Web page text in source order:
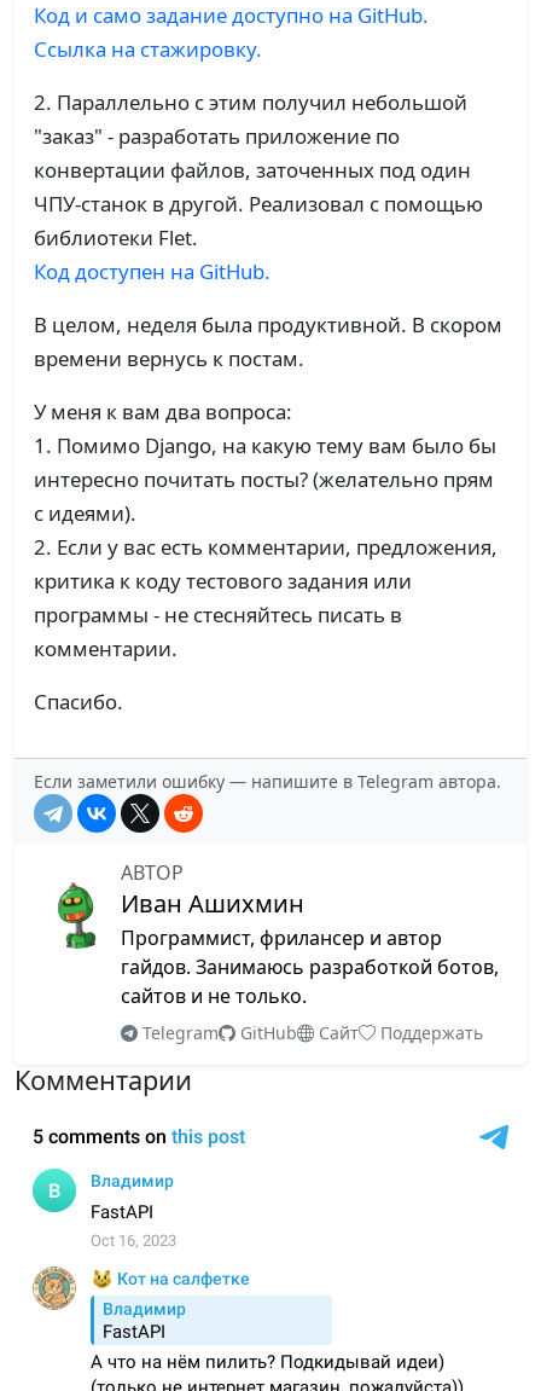
Код и само задание доступно на GitHub.
Ссылка на стажировку.
2. Параллельно с этим получил небольшой
"заказ" - разработать приложение по
конвертации файлов, заточенных под один
ЧПУ-станок в другой. Реализовал с помощью
библиотеки Flet.
Код доступен на GitHub.
В целом, неделя была продуктивной. В скором
времени вернусь к постам.
У меня к вам два вопроса:
1. Помимо Django, на какую тему вам было бы
интересно почитать посты? (желательно прям
с идеями).
2. Если у вас есть комментарии, предложения,
критика к коду тестового задания или
программы - не стесняйтесь писать в
комментарии.
Спасибо.
Если заметили ошибку — напишите в Telegram автора.
АВТОР
Иван Ашихмин
Программист, фрилансер и автор
гайдов. Занимаюсь разработкой ботов,
сайтов и не только.
Telegram GitHub Сайт Поддержать
Комментарии
Telegram Bot API 10.1: Революция
форматирования
12 Июнь 2026
Комментарии
Telegram Bot API 10.0: Взамодействие ботов и
бесплатные ассистенты
09 Май 2026
Комментарии
Telegram Bot API 9.5: Пользовательские теги и
форматирование времени
01 Март 2026
Комментарии
Telegram BOT API 9.4: цветные кнопки и
премиум эмодзи
09 Февраль 2026
07 Январь 2026
Комментарии
01 Январь 2026
Комментарии
ty: революция в тайп-чекинге
23 Декабрь 2025
Комментарии
Обновление библиотеки - AIOgram 3.23.0
Комментарии
Telegram Bot API 9.2: прямые сообщения и
рекомендуемые посты
17 Август 2025
Комментарии
Новый раздел «Идеи»
19 Июль 2025
Комментарии